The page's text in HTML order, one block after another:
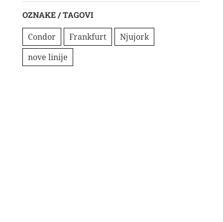
OZNAKE / TAGOVI
Condor Frankfurt
Njujork
nove linije